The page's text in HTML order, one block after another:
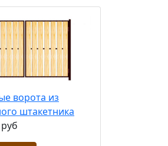
ворота из
штакетника